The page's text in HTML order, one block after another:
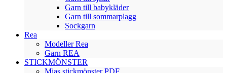
Garn till babykläder
Garn till sommarplagg
Sockgarn
Rea
Modeller Rea
Garn REA
STICKMÖNSTER
Mias stickmönster PDF